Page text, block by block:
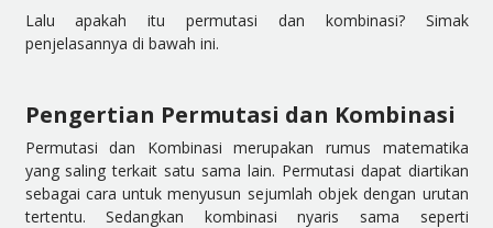
Lalu apakah itu permutasi dan kombinasi? Simak
penjelasannya di bawah ini.
Pengertian Permutasi dan Kombinasi
Permutasi dan Kombinasi merupakan rumus matematika
yang saling terkait satu sama lain. Permutasi dapat diartikan
sebagai cara untuk menyusun sejumlah objek dengan urutan
tertentu.Sedangkan kombinasi nyaris sama seperti